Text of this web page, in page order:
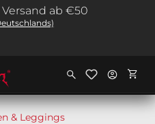
ab €50
& Leggings